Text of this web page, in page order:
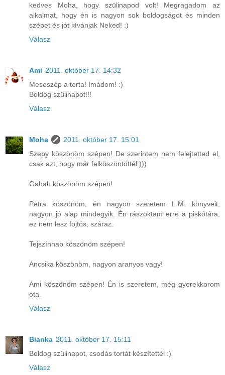
kedves Moha, hogy szülinapod volt! Megragadom az
alkalmat, hogy én is nagyon sok boldogságot és minden
szépet és jót kívánjak Neked! :)
Válasz
Ami 2011. október 17. 14:32
Meseszép a torta! Imádom! :)
Boldog szülinapot!!!
Válasz
Moha
2011. október 17. 15:01
Szepy köszönöm szépen! De szerintem nem felejtetted el,
csak azt, hogy már felköszöntöttél:)))
Gabah köszönöm szépen!
Petra köszönöm, én nagyon szeretem L.M. könyveit,
nagyon jó alap mindegyik. Én rászoktam erre a piskótára,
ez nem lesz fojtós, száraz.
Tejszínhab köszönöm szépen!
Ancsika köszönöm, nagyon aranyos vagy!
Ami köszönöm szépen! Én is szeretem, még gyerekkorom
óta.
Válasz
Bianka 2011. október 17. 15:11
Boldog szülinapot, csodás tortát készítettél :)
Válasz